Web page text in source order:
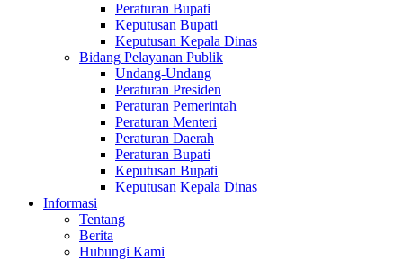
Peraturan Bupati
Keputusan Bupati
Keputusan Kepala Dinas
Bidang Pelayanan Publik
Undang-Undang
Peraturan Presiden
Peraturan Pemerintah
Peraturan Menteri
Peraturan Daerah
Peraturan Bupati
Keputusan Bupati
Keputusan Kepala Dinas
Informasi
Tentang
Berita
Hubungi Kami